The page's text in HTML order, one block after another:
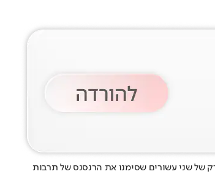
של שני עשורים שסימנו את הרנסנס של תרבות